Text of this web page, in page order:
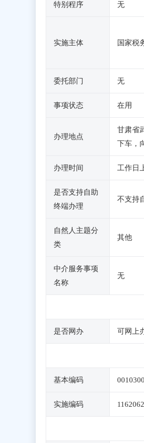
特别程序 无
实施主体 国家税
委托部门 无
事项状态 在用
办理地点
甘肃省
下车，
办理时间 工作日
是否支持自助
终端办理
不支持
自然人主题分
类
其他
中介服务事项
名称
无
是否网办 可网上
基本编码
实施编码